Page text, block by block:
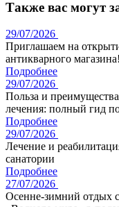
Также вас могут
29/07/2026
Приглашаем на
антикварного магазина!
Подробнее
29/07/2026
Польза и
лечения: полный гид
Подробнее
29/07/2026
Лечение и
санатории
Подробнее
27/07/2026
Осенне-зимний отдых